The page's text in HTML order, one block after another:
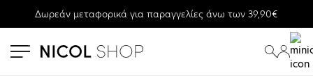
Δωρεάν μεταφορικά για παραγγελίες άνω των 39,90€